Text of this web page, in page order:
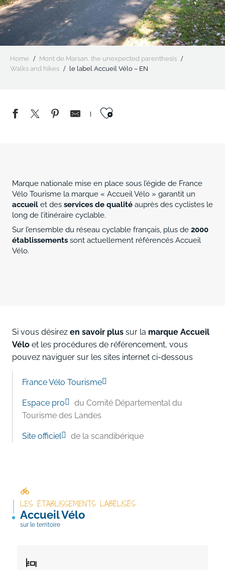
Home
Mont de Marsan, the unexpected parenthesis
Walks and hikes
le label Accueil Vélo – EN
Ajouter aux
Marque nationale mise en place sous l’égide de France
Vélo Tourisme la marque « Accueil Vélo » garantit un
accueil et des services de qualité auprès des cyclistes le
long de l’itinéraire cyclable.
Sur l’ensemble du réseau cyclable français, plus de 2000
établissements sont actuellement référencés Accueil
Vélo.
Si vous désirez en savoir plus sur la marque Accueil
Vélo et les procédures de référencement, vous
pouvez naviguer sur les sites internet ci-dessous
France Vélo Tourisme
Espace pro
du Comité Départemental du
Tourisme des Landes
Site officiel de la scandibérique
LES ÉTABLISSEMENTS LABÉLISÉS
Accueil Vélo
sur le territoire